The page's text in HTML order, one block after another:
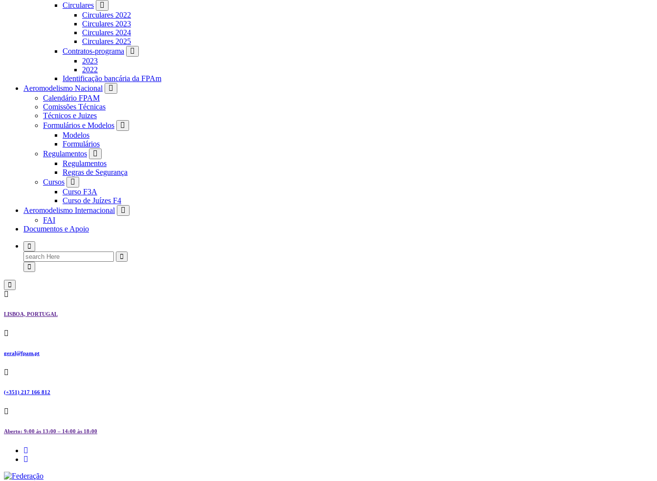
Circulares
Circulares 2022
Circulares 2023
Circulares 2024
Circulares 2025
Contratos-programa
2023
2022
Identificação bancária da FPAm
Aeromodelismo Nacional
Calendário FPAM
Comissões Técnicas
Técnicos e Juizes
Formulários e Modelos
Modelos
Formulários
Regulamentos
Regulamentos
Regras de Segurança
Cursos
Curso F3A
Curso de Juízes F4
Aeromodelismo Internacional
FAI
Documentos e Apoio
Search
for:
LISBOA, PORTUGAL
geral@fpam.pt
(+351) 217 166 812
Aberto: 9:00 às 13:00 – 14:00 às 18:00